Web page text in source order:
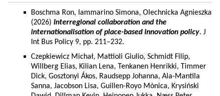
Boschma Ron, Iammarino Simona, Olechnicka Agnieszka
(2026) Interregional collaboration and the
internationalisation of place-based innovation policy. J
Int Bus Policy 9, pp. 211–232.
Czepkiewicz Michał, Mattioli Giulio, Schmidt Filip,
Willberg Elias, Kilian Lena, Tenkanen Henrikki, Timmer
Dick, Gosztonyi Ákos, Raudsepp Johanna, Ala-Mantila
Sanna, Jacobson Lisa, Guillen-Royo Mònica, Krysiński